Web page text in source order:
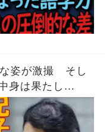
姿が激撮 そし
身は果たし